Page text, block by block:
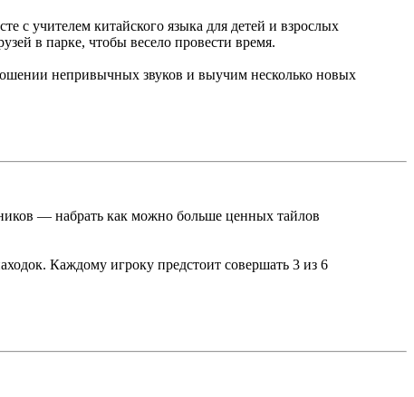
с учителем китайского языка для детей и взрослых
в парке, чтобы весело провести время.
непривычных звуков и выучим несколько новых
— набрать как можно больше ценных тайлов
Каждому игроку предстоит совершать 3 из 6